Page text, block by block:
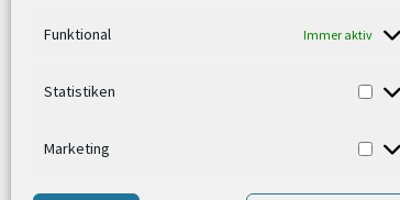
Funktional Immer aktiv
Statistiken
Marketing
Versandkostenfrei ab 59,90 €
oder gewerblichen Tätigkeit. Kein Verkauf
sind Warenzeichen oder eingetragene
Weitere Informationen und
Ab 79,- Nettowarenwert. Es gelten
©2002-2021 TEUTO LICHT GmbH